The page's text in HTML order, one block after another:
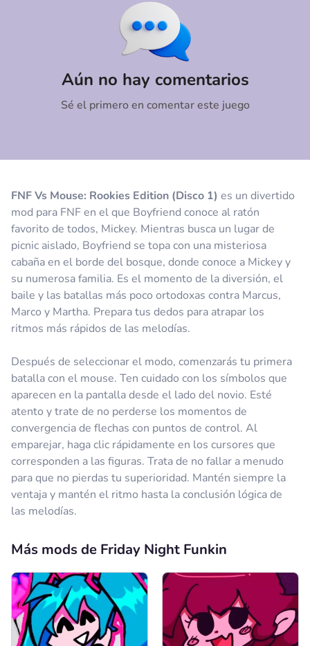
FNF Vs Mouse: Rookies Edition (Disco 1) es un divertido
mod para FNF en el que Boyfriend conoce al ratón
favorito de todos, Mickey. Mientras busca un lugar de
picnic aislado, Boyfriend se topa con una misteriosa
cabaña en el borde del bosque, donde conoce a Mickey y
su numerosa familia. Es el momento de la diversión, el
baile y las batallas más poco ortodoxas contra Marcus,
Marco y Martha. Prepara tus dedos para atrapar los
ritmos más rápidos de las melodías.
Después de seleccionar el modo, comenzarás tu primera
batalla con el mouse. Ten cuidado con los símbolos que
aparecen en la pantalla desde el lado del novio. Esté
atento y trate de no perderse los momentos de
convergencia de flechas con puntos de control. Al
emparejar, haga clic rápidamente en los cursores que
corresponden a las figuras. Trata de no fallar a menudo
para que no pierdas tu superioridad. Mantén siempre la
ventaja y mantén el ritmo hasta la conclusión lógica de
las melodías.
Aún no hay comentarios
Sé el primero en comentar este juego
Más mods de Friday Night Funkin